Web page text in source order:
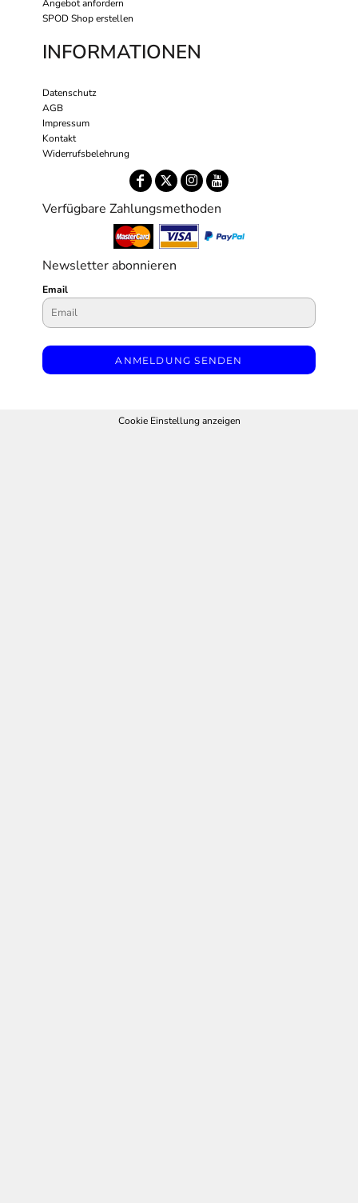
Angebot anfordern
SPOD Shop erstellen
INFORMATIONEN
Datenschutz
AGB
Impressum
Kontakt
Widerrufsbelehrung
Verfügbare Zahlungsmethoden
Newsletter abonnieren
Email
ANMELDUNG SENDEN
Cookie Einstellung anzeigen